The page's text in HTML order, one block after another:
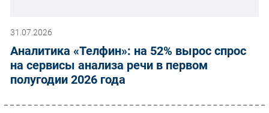
31.07.2026
Аналитика «Телфин»: на 52% вырос спрос
на сервисы анализа речи в первом
полугодии 2026 года